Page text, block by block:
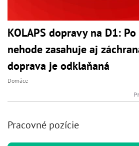
KOLAPS dopravy na D1:
nehode zasahuje aj
doprava je odklaňaná
Domáce
Pracovné pozície